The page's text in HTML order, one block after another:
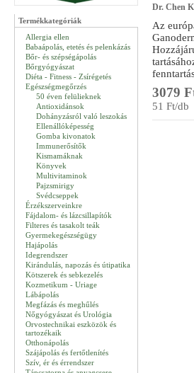
Termékkategóriák
Allergia ellen
Babaápolás, etetés és pelenkázás
Bőr- és szépségápolás
Bőrgyógyászat
Diéta - Fitness - Zsírégetés
Egészségmegőrzés
50 éven felülieknek
Antioxidánsok
Dohányzásról való leszokás
Ellenállóképesség
Gomba kivonatok
Immunerősítők
Kismamáknak
Könyvek
Multivitaminok
Pajzsmirigy
Svédcseppek
Érzékszerveinkre
Fájdalom- és lázcsillapítók
Filteres és tasakolt teák
Gyermekegészségügy
Hajápolás
Idegrendszer
Kirándulás, napozás és útipatika
Kötszerek és sebkezelés
Kozmetikum - Uriage
Lábápolás
Megfázás és meghűlés
Nőgyógyászat és Urológia
Orvostechnikai eszközök és
tartozékaik
Otthonápolás
Szájápolás és fertőtlenítés
Szív, ér és érrendszer
Dr. Chen
Az
3079
51 Ft/db